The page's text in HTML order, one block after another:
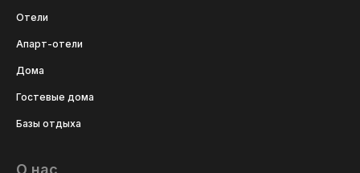
Отели
Апарт-отели
Дома
Гостевые дома
Базы отдыха
О нас